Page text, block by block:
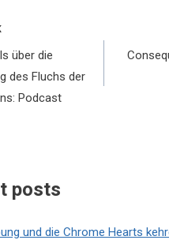
über die
des Fluchs der
Podcast
posts
und die Chrome Hearts